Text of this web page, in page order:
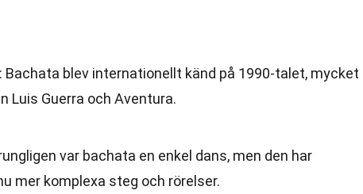
: Bachata blev internationellt känd på 1990-talet, mycket
Luis Guerra och Aventura.
var bachata en enkel dans, men den har
mer komplexa steg och rörelser.